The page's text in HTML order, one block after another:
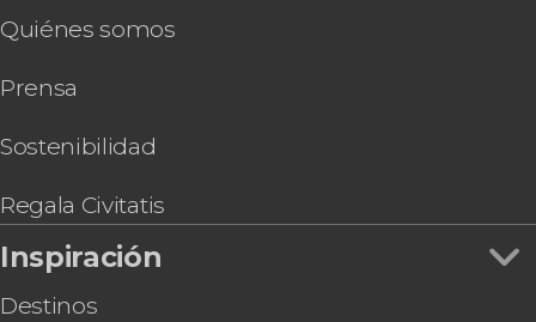
Quiénes somos
Prensa
Sostenibilidad
Regala Civitatis
Inspiración
Destinos